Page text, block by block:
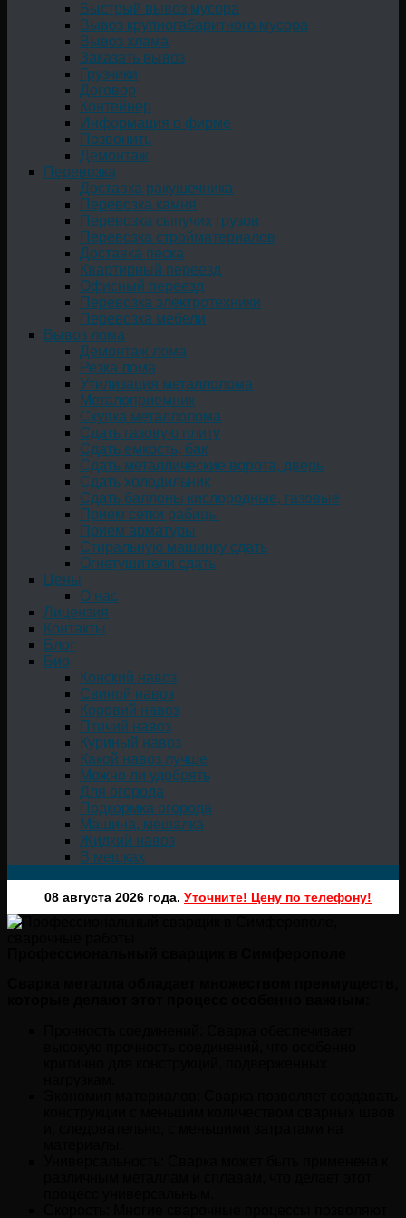
Быстрый вывоз мусора
Вывоз крупногабаритного мусора
Вывоз хлама
Заказать вывоз
Грузчики
Договор
Контейнер
Информация о фирме
Позвонить
Демонтаж
Перевозка
Доставка ракушечника
Перевозка камня
Перевозка сыпучих грузов
Перевозка стройматериалов
Доставка песка
Квартирный переезд
Офисный переезд
Перевозка электротехники
Перевозка мебели
Вывоз лома
Демонтаж лома
Резка лома
Утилизация металлолома
Металоприемник
Скупка металлолома
Сдать газовую плиту
Сдать емкость, бак
Cдать металлические ворота, дверь
Сдать холодильник
Сдать баллоны кислородные, газовые
Прием сетки рабицы
Прием арматуры
Стиральную машинку сдать
Огнетушители сдать
Цены
О нас
Лицензия
Контакты
Блог
Био
Конский навоз
Свиной навоз
Коровий навоз
Птичий навоз
Куриный навоз
Какой навоз лучше
Можно ли удобрять
Для огорода
Подкормка огорода
Машина, мешалка
Жидкий навоз
В мешках
08 августа 2026 года. Уточните! Цену по телефону!